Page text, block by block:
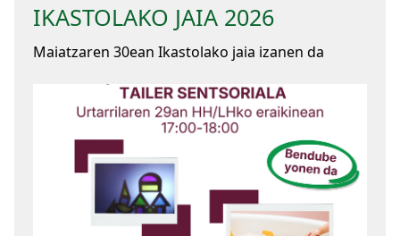
IKASTOLAKO JAIA 2026
Maiatzaren 30ean Ikastolako jaia izanen da